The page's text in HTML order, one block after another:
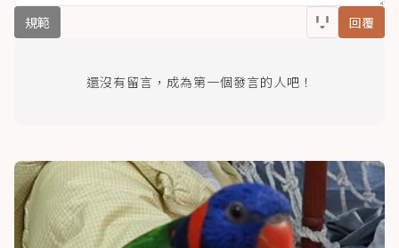
規範 回覆
還沒有留言，成為第一個發言的人吧！